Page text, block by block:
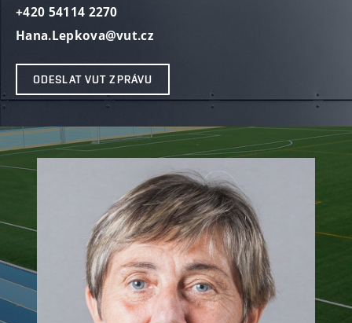
+420 54114 2270
Hana.Lepkova@vut.cz
ODESLAT VUT ZPRÁVU